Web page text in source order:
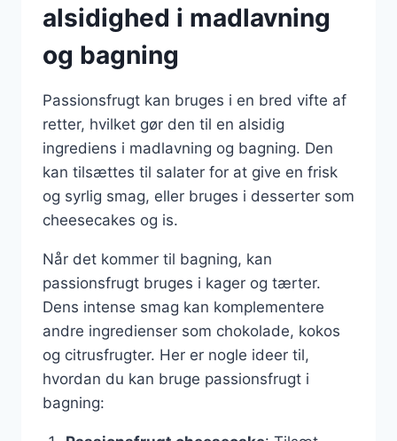
alsidighed i madlavning
og bagning
Passionsfrugt kan bruges i en bred vifte af
retter, hvilket gør den til en alsidig
ingrediens i madlavning og bagning. Den
kan tilsættes til salater for at give en frisk
og syrlig smag, eller bruges i desserter som
cheesecakes og is.
Når det kommer til bagning, kan
passionsfrugt bruges i kager og tærter.
Dens intense smag kan komplementere
andre ingredienser som chokolade, kokos
og citrusfrugter. Her er nogle ideer til,
hvordan du kan bruge passionsfrugt i
bagning: